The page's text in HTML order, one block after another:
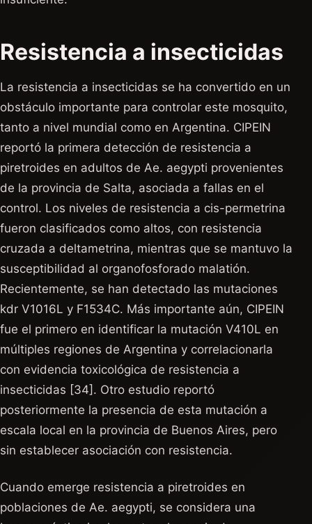
Resistencia a insecticidas
La resistencia a insecticidas se ha convertido en un
obstáculo importante para controlar este mosquito,
tanto a nivel mundial como en Argentina. CIPEIN
reportó la primera detección de resistencia a
piretroides en adultos de Ae. aegypti provenientes
de la provincia de Salta, asociada a fallas en el
control. Los niveles de resistencia a cis-permetrina
fueron clasificados como altos, con resistencia
cruzada a deltametrina, mientras que se mantuvo la
susceptibilidad al organofosforado malatión.
Recientemente, se han detectado las mutaciones
kdr V1016L y F1534C. Más importante aún, CIPEIN
fue el primero en identificar la mutación V410L en
múltiples regiones de Argentina y correlacionarla
con evidencia toxicológica de resistencia a
insecticidas [34]. Otro estudio reportó
posteriormente la presencia de esta mutación a
escala local en la provincia de Buenos Aires, pero
sin establecer asociación con resistencia.
Cuando emerge resistencia a piretroides en
poblaciones de Ae. aegypti, se considera una